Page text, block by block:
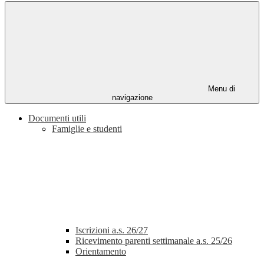
Menu di
navigazione
Documenti utili
Famiglie e studenti
Iscrizioni a.s. 26/27
Ricevimento parenti settimanale a.s. 25/26
Orientamento